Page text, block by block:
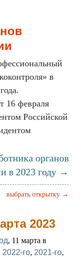
в
16 февраля
Российской
органов
в 2023 году →
выбрать открытку →
2023
, 11 марта в
2022-го, 2021-го,